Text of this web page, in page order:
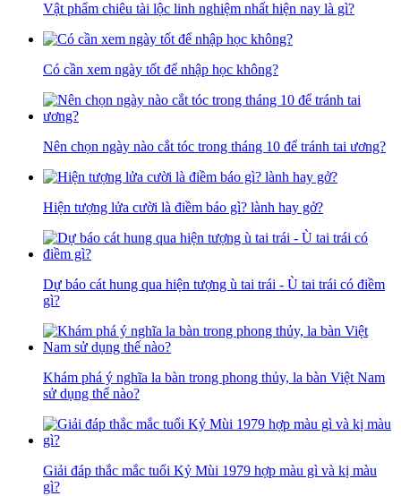
Vật phẩm chiêu tài lộc linh nghiệm nhất hiện nay là gì?
Có cần xem ngày tốt để nhập học không?
Nên chọn ngày nào cắt tóc trong tháng 10 để tránh tai ương?
Hiện tượng lửa cười là điềm báo gì? lành hay gở?
Dự báo cát hung qua hiện tượng ù tai trái - Ù tai trái có điềm
gì?
Khám phá ý nghĩa la bàn trong phong thủy, la bàn Việt Nam
sử dụng thế nào?
Giải đáp thắc mắc tuổi Kỷ Mùi 1979 hợp màu gì và kị màu
gì?